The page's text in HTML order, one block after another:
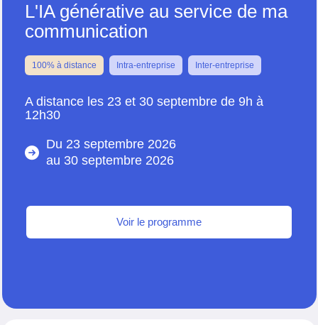
L'IA générative au service de ma
communication
100% à distance Intra-entreprise Inter-entreprise
A distance les 23 et 30 septembre de 9h à
12h30
Du 23 septembre 2026
au 30 septembre 2026
Voir le programme